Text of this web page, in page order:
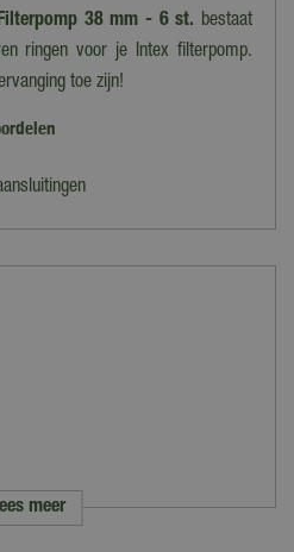
38 mm - 6 st. bestaat
ringen voor je Intex filterpomp.
toe zijn!
meer